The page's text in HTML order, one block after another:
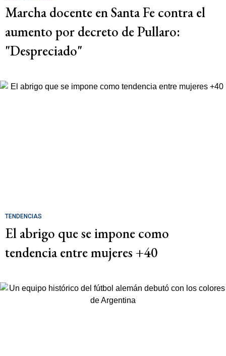
Marcha docente en Santa Fe contra el
aumento por decreto de Pullaro:
"Despreciado"
TENDENCIAS
El abrigo que se impone como
tendencia entre mujeres +40